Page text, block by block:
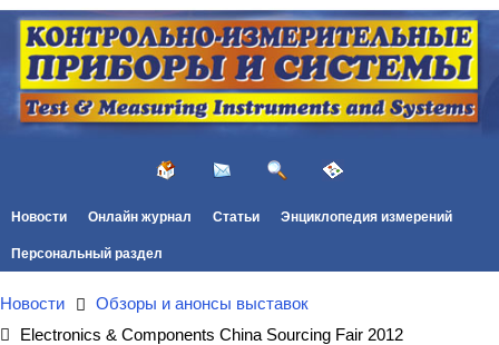
Новости Онлайн журнал Статьи Энциклопедия измерений
Персональный раздел
Новости
Обзоры и анонсы выставок
Electronics & Components China Sourcing Fair 2012